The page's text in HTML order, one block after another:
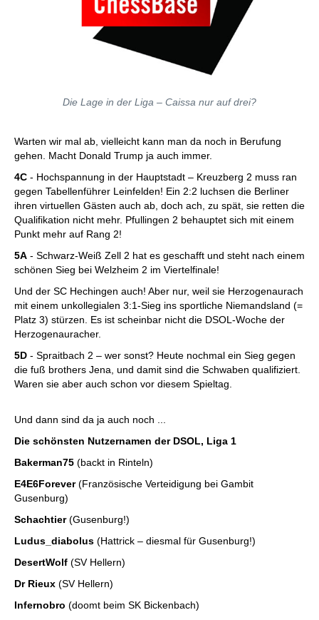
Die Lage in der Liga – Caissa nur auf drei?
Warten wir mal ab, vielleicht kann man da noch in Berufung
gehen. Macht Donald Trump ja auch immer.
4C - Hochspannung in der Hauptstadt – Kreuzberg 2 muss ran
gegen Tabellenführer Leinfelden! Ein 2:2 luchsen die Berliner
ihren virtuellen Gästen auch ab, doch ach, zu spät, sie retten die
Qualifikation nicht mehr. Pfullingen 2 behauptet sich mit einem
Punkt mehr auf Rang 2!
5A - Schwarz-Weiß Zell 2 hat es geschafft und steht nach einem
schönen Sieg bei Welzheim 2 im Viertelfinale!
Und der SC Hechingen auch! Aber nur, weil sie Herzogenaurach
mit einem unkollegialen 3:1-Sieg ins sportliche Niemandsland (=
Platz 3) stürzen. Es ist scheinbar nicht die DSOL-Woche der
Herzogenauracher.
5D - Spraitbach 2 – wer sonst? Heute nochmal ein Sieg gegen
die fuß brothers Jena, und damit sind die Schwaben qualifiziert.
Waren sie aber auch schon vor diesem Spieltag.
Und dann sind da ja auch noch ...
Die schönsten Nutzernamen der DSOL, Liga 1
Bakerman75 (backt in Rinteln)
E4E6Forever(Französische Verteidigung bei Gambit
Gusenburg)
Schachtier(Gusenburg!)
Ludus_diabolus (Hattrick – diesmal für Gusenburg!)
DesertWolf (SV Hellern)
Dr Rieux (SV Hellern)
Infernobro (doomt beim SK Bickenbach)